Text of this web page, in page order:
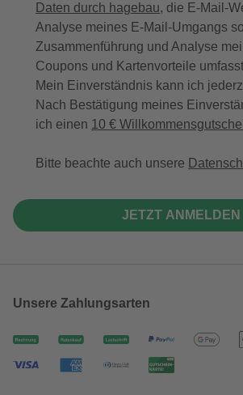
Daten durch hagebau, die E-Mail-
Analyse meines E-Mail-Umgangs
Zusammenführung und Analyse
Coupons und Kartenvorteile
Mein Einverständnis kann ich
Nach Bestätigung meines
ich einen 10 €
Bitte beachte auch unsere
JETZT ANMELDEN
Unsere Zahlungsarten